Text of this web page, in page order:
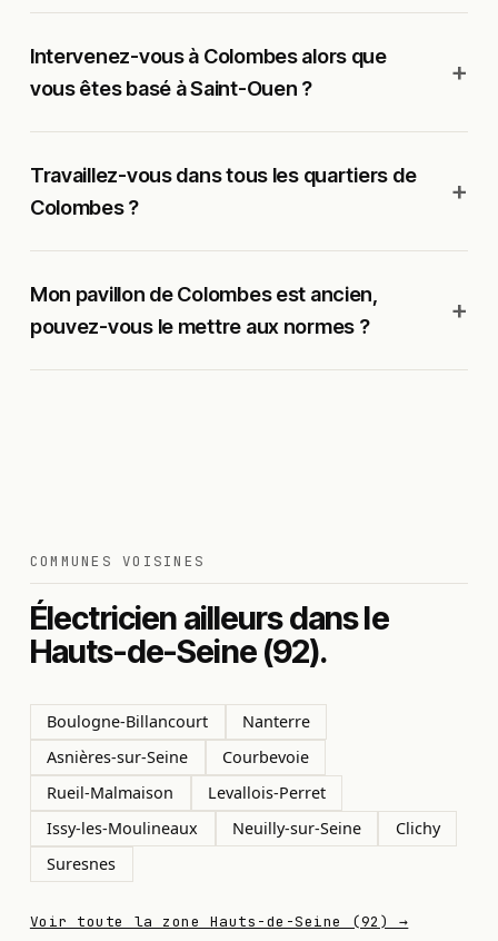
Intervenez-vous à Colombes alors que
vous êtes basé à Saint-Ouen ?
Travaillez-vous dans tous les quartiers de
Colombes ?
Mon pavillon de Colombes est ancien,
pouvez-vous le mettre aux normes ?
COMMUNES VOISINES
Électricien ailleurs dans le
Hauts-de-Seine (92).
Boulogne-Billancourt
Nanterre
Asnières-sur-Seine
Courbevoie
Rueil-Malmaison
Levallois-Perret
Issy-les-Moulineaux
Neuilly-sur-Seine
Clichy
Suresnes
Voir toute la zone Hauts-de-Seine (92) →